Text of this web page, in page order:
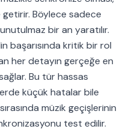
Böylece sadece
bir an yaratılır.
başarısında kritik bir rol
her detayın gerçeğe en
Bu tür hassas
küçük hatalar bile
müzik geçişlerinin
test edilir.